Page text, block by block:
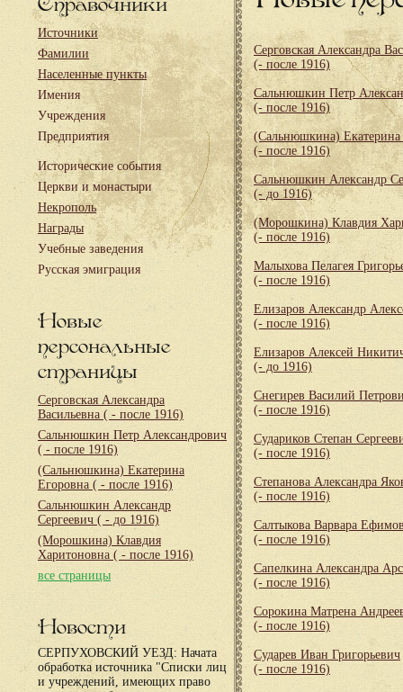
Источники
Фамилии
Населенные пункты
Имения
Учреждения
Предприятия
Исторические события
Церкви и монастыри
Некрополь
Награды
Учебные заведения
Русская эмиграция
Новые
персональные
страницы
Серговская Александра
Васильевна ( - после 1916)
Сальнюшкин Петр Александрович
( - после 1916)
(Сальнюшкина) Екатерина
Егоровна ( - после 1916)
Сальнюшкин Александр
Сергеевич ( - до 1916)
(Морошкина) Клавдия
Харитоновна ( - после 1916)
все страницы
Новости
СЕРПУХОВСКИЙ УЕЗД: Начата
обработка источника "Списки лиц
и учреждений, имеющих право
Серговская Александра
(- после 1916)
Сальнюшкин Петр
(- после 1916)
(Сальнюшкина) Екатерина
(- после 1916)
Сальнюшкин Александр
(- до 1916)
(Морошкина) Клавдия
(- после 1916)
Малыхова Пелагея
(- после 1916)
Елизаров Александр
(- после 1916)
Елизаров Алексей
(- до 1916)
Снегирев Василий
(- после 1916)
Судариков Степан
(- после 1916)
Степанова Александра
(- после 1916)
Салтыкова Варвара
(- после 1916)
Сапелкина Александра
(- после 1916)
Сорокина Матрена
(- после 1916)
Сударев Иван Григорьевич
(- после 1916)